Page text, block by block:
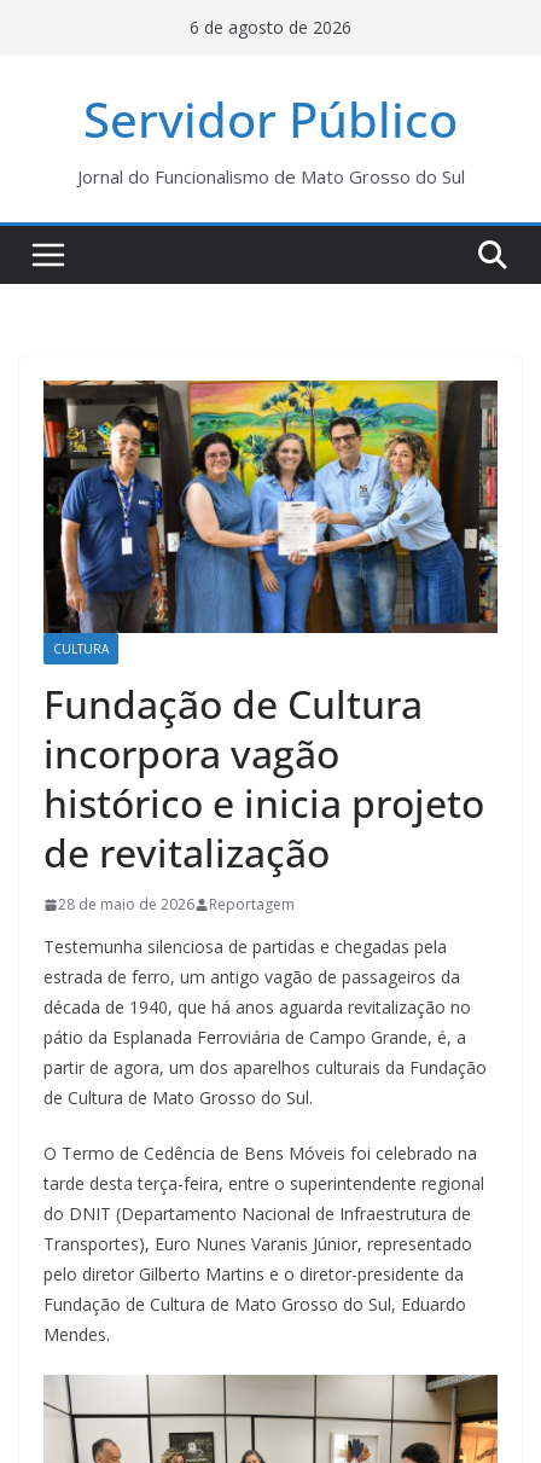
6 de agosto de 2026
Servidor Público
Jornal do Funcionalismo de Mato Grosso do Sul
CULTURA
Fundação de Cultura
incorpora vagão
histórico e inicia projeto
de revitalização
28 de maio de 2026 Reportagem
Testemunha silenciosa de partidas e chegadas pela
estrada de ferro, um antigo vagão de passageiros da
década de 1940, que há anos aguarda revitalização no
pátio da Esplanada Ferroviária de Campo Grande, é, a
partir de agora, um dos aparelhos culturais da Fundação
de Cultura de Mato Grosso do Sul.
O Termo de Cedência de Bens Móveis foi celebrado na
tarde desta terça-feira, entre o superintendente regional
do DNIT (Departamento Nacional de Infraestrutura de
Transportes), Euro Nunes Varanis Júnior, representado
pelo diretor Gilberto Martins e o diretor-presidente da
Fundação de Cultura de Mato Grosso do Sul, Eduardo
Mendes.